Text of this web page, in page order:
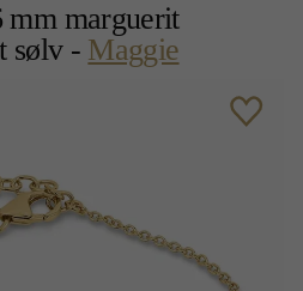
mm marguerit
sølv - Maggie